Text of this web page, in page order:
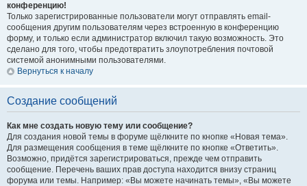
конференцию!
Только зарегистрированные пользователи могут отправлять email-
сообщения другим пользователям через встроенную в конференцию
форму, и только если администратор включил такую возможность. Это
сделано для того, чтобы предотвратить злоупотребления почтовой
системой анонимными пользователями.
Вернуться к началу
Создание сообщений
Как мне создать новую тему или сообщение?
Для создания новой темы в форуме щёлкните по кнопке «Новая тема».
Для размещения сообщения в теме щёлкните по кнопке «Ответить».
Возможно, придётся зарегистрироваться, прежде чем отправить
сообщение. Перечень ваших прав доступа находится внизу страниц
форума или темы. Например: «Вы можете начинать темы», «Вы можете